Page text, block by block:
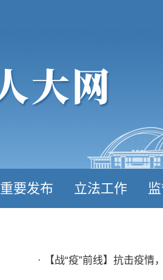
重要发布 立法工作
· 【战“疫”前线】抗击疫情